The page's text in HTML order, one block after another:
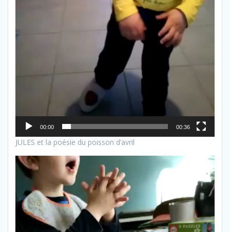
00:00 00:36
JULES et la poésie du poisson d’avril
Lecteur
vidéo